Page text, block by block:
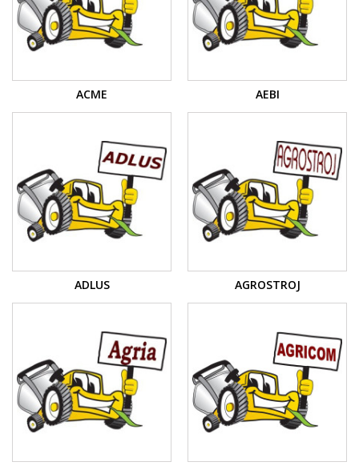
ACME AEBI
ADLUS AGROSTROJ